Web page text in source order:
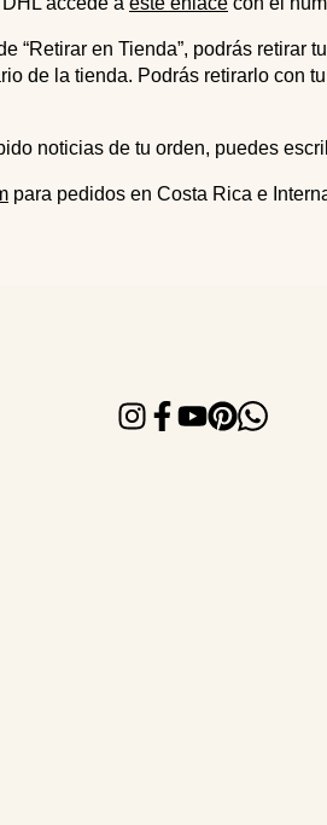
“Retirar en Tienda”, podrás
de la tienda. Podrás retirarlo con
noticias de tu orden, puedes
para pedidos en Costa Rica e